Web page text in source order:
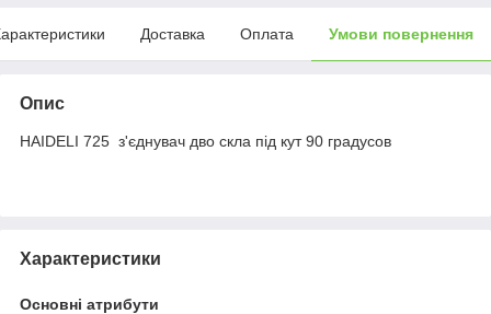
Доставка Оплата Умови повернення
Опис
HAIDELI 725 з'єднувач дво скла під кут 90 градусов
Характеристики
Основні атрибути